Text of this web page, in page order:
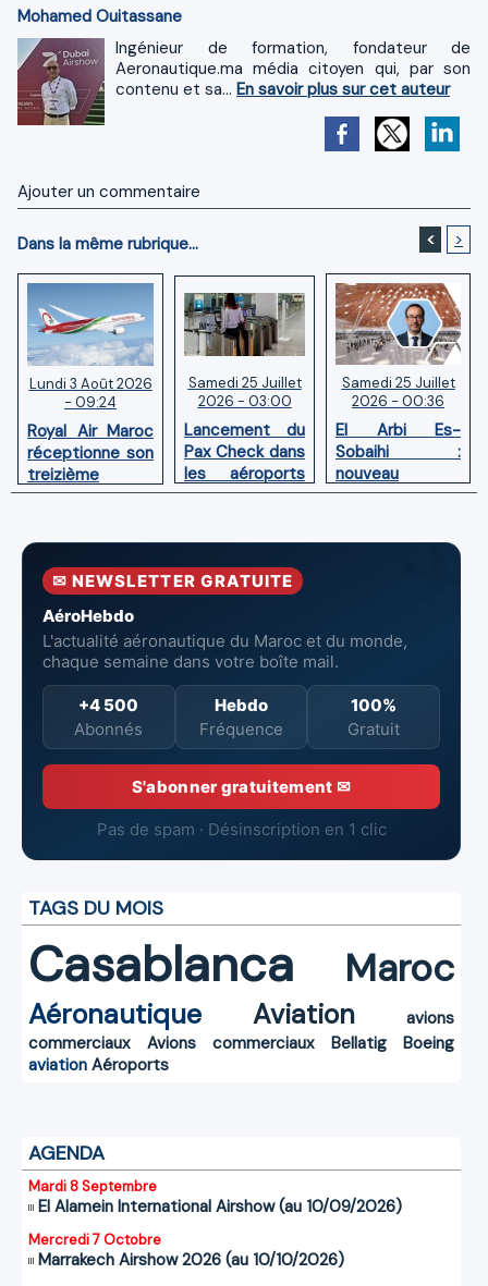
Mohamed Ouitassane
Ingénieur de formation, fondateur de
Aeronautique.ma média citoyen qui, par son
contenu et sa... En savoir plus sur cet auteur
Ajouter un commentaire
Dans la même rubrique... < >
Lundi 3 Août 2026
- 09:24
Royal Air Maroc
réceptionne son
treizième
Boeing 787
Samedi 25 Juillet
2026 - 03:00
Lancement du
Pax Check dans
les aéroports
du Maroc
Samedi 25 Juillet
2026 - 00:36
El Arbi Es-
Sobaihi :
nouveau
directeur à la
l’Aéroport
Mohammed V
✉ NEWSLETTER GRATUITE
AéroHebdo
L'actualité aéronautique du Maroc et du monde,
chaque semaine dans votre boîte mail.
+4 500
Abonnés
Hebdo
Fréquence
100%
Gratuit
S'abonner gratuitement ✉
Pas de spam · Désinscription en 1 clic
TAGS DU MOIS
Casablanca Maroc
Aéronautique Aviation
avions
commerciaux
Avions commerciaux Bellatig
Boeing
aviation Aéroports
AGENDA
Mardi 8 Septembre
El Alamein International Airshow (au 10/09/2026)
Mercredi 7 Octobre
Marrakech Airshow 2026 (au 10/10/2026)